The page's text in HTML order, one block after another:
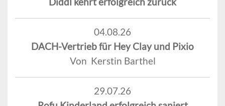
04.08.26
DACH-Vertrieb für Hey Clay und Pixio
Von Kerstin Barthel
29.07.26